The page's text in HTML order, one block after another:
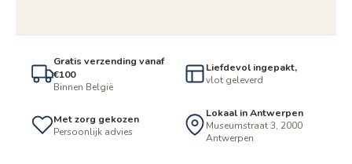
Gratis verzending vanaf
€100
Binnen België
Liefdevol ingepakt,
vlot geleverd
Met zorg gekozen
Persoonlijk advies
Lokaal in Antwerpen
Museumstraat 3, 2000
Antwerpen